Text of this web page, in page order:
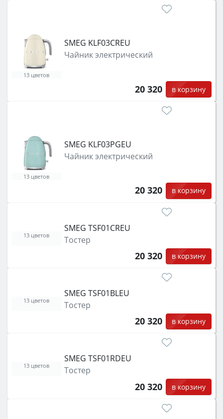
SMEG KLF03CREU
Чайник электрический
20 320 в корзину
13 цветов
SMEG KLF03PGEU
Чайник электрический
20 320 в корзину
13 цветов
SMEG TSF01CREU
Тостер
20 320 в корзину
13 цветов
SMEG TSF01BLEU
Тостер
20 320 в корзину
13 цветов
SMEG TSF01RDEU
Тостер
20 320 в корзину
13 цветов